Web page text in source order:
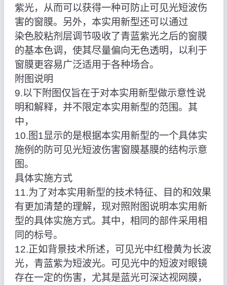
紫光，从而可以获得一种可防止可见光短波伤
害的窗膜。另外，本实用新型还可以通过
染色胶粘剂层调节吸收了青蓝紫光之后的窗膜
的基本色调，使其尽量偏向无色透明，以利于
窗膜更容易广泛适用于各种场合。
附图说明
9.以下附图仅旨在于对本实用新型做示意性说
明和解释，并不限定本实用新型的范围。其
中，
10.图1显示的是根据本实用新型的一个具体实
施例的防可见光短波伤害窗膜基膜的结构示意
图。
具体实施方式
11.为了对本实用新型的技术特征、目的和效果
有更加清楚的理解，现对照附图说明本实用新
型的具体实施方式。其中，相同的部件采用相
同的标号。
12.正如背景技术所述，可见光中红橙黄为长波
光，青蓝紫为短波光。可见光中的短波对眼镜
存在一定的伤害，尤其是蓝光可深达视网膜，